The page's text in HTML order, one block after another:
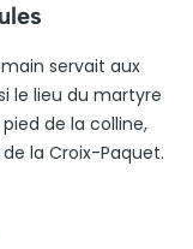
servait aux
le lieu du martyre
de la colline,
la Croix-Paquet.